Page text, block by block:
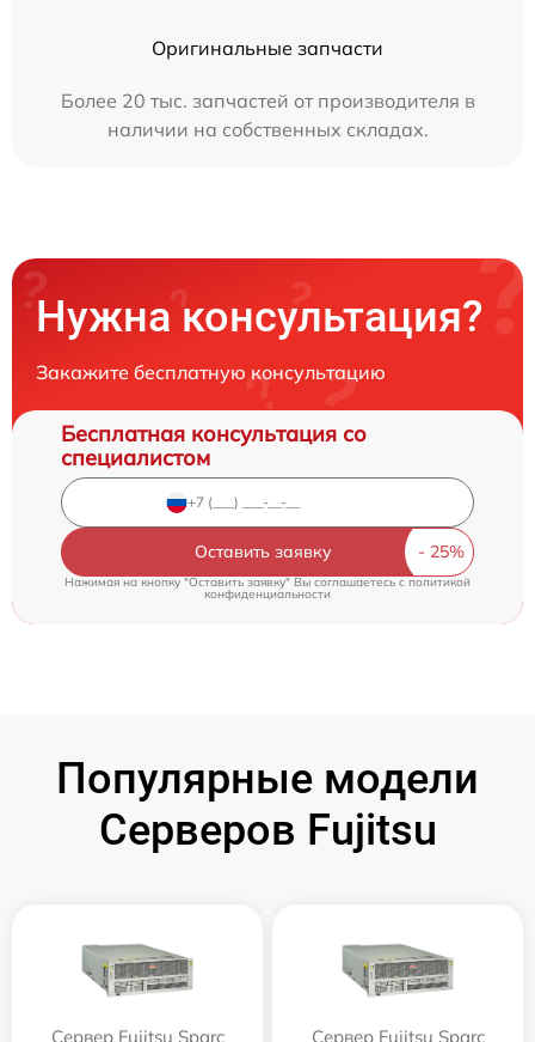
Оригинальные запчасти
Более 20 тыс. запчастей от производителя в
наличии на собственных складах.
Нужна консультация?
Закажите бесплатную консультацию
Бесплатная консультация со
специалистом
Оставить заявку
Нажимая на кнопку "Оставить заявку" Вы соглашаетесь cполитикой
конфиденциальности
Популярные модели
Серверов Fujitsu
Сервер Fujitsu Sparc Сервер Fujitsu Sparc